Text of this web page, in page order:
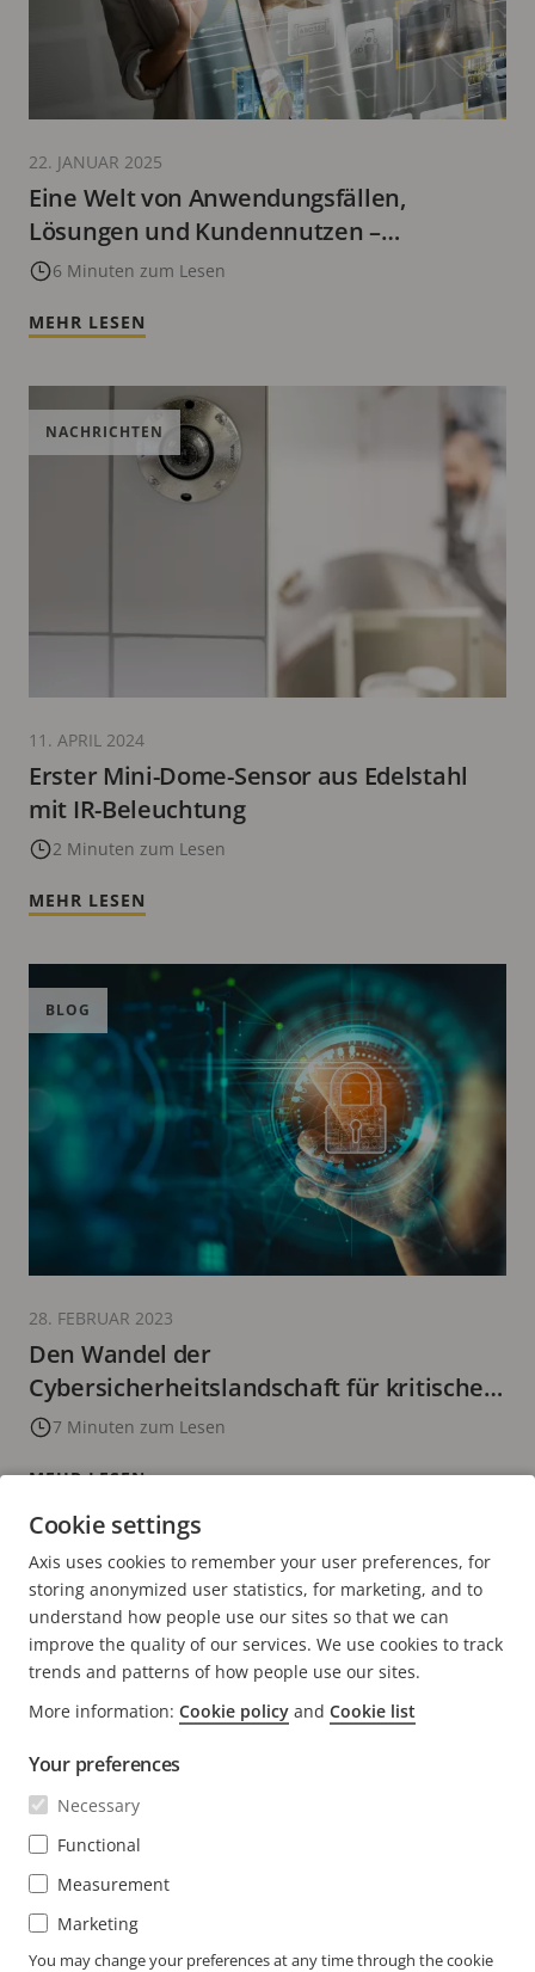
Eine Welt von Anwendungsfällen,
Lösungen und Kundennutzen –
angetrieben durch Innovation
6 Minuten zum Lesen
22. JANUAR 2025
MEHR LESEN
Erster Mini-Dome-Sensor aus Edelstahl
mit IR-Beleuchtung
2 Minuten zum Lesen
NACHRICHTEN
11. APRIL 2024
MEHR LESEN
Den Wandel der
Cybersicherheitslandschaft für kritische
Infrastrukturen und industrielle Betriebe
7 Minuten zum Lesen
BLOG
28. FEBRUAR 2023
MEHR LESEN
AKTUELLE
SEITE
1 PAGE
2
NÄCHSTE
SEITE
>
Kontaktieren Sie uns
Experience Center
NEWS & STORYS
Life at Axis
Engineering at Axis
ABONNIEREN
Newsletter abonnieren
Abonnieren Sie die E-Mails mit
Cookie settings
Axis uses cookies to remember your user preferences, for
storing anonymized user statistics, for marketing, and to
understand how people use our sites so that we can
improve the quality of our services. We use cookies to track
trends and patterns of how people use our sites.
More information: Cookie policy and Cookie list
Your preferences
Necessary
Functional
Measurement
Marketing
You may change your preferences at any time through the cookie